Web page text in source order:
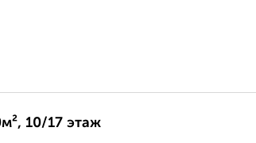
10/17 этаж